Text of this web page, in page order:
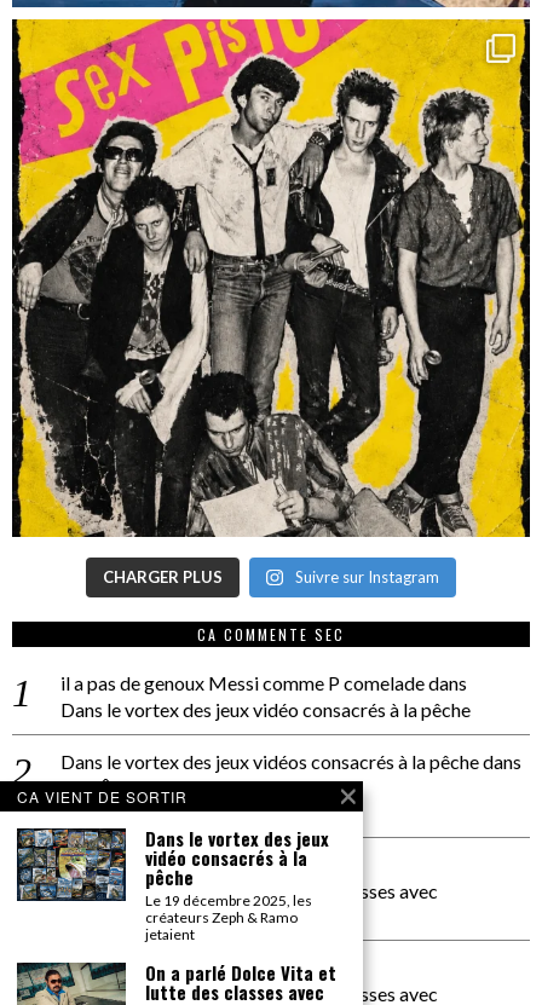
CHARGER PLUS Suivre sur Instagram
CA COMMENTE SEC
il a pas de genoux Messi comme P comeladedans
Dans le vortex des jeux vidéo consacrés à la pêche
Dans le vortex des jeux vidéos consacrés à la pêchedans
PACÔME THIELLEMENT
La séance d’Hip Gnose
La Patrie
dans
On a parlé Dolce Vita et lutte des classes avec
Bernardino Femminielli
carte noire negra à l'o tiededans
On a parlé Dolce Vita et lutte des classes avec
CA VIENT DE SORTIR
Dans le vortex des jeux
vidéo consacrés à la
pêche
Le 19 décembre 2025, les
créateurs Zeph & Ramo
jetaient
On a parlé Dolce Vita et
lutte des classes avec